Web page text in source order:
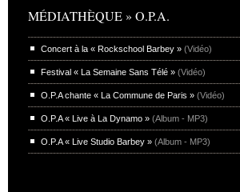
MÉDIATHÈQUE » O.P.A.
Concert à la « Rockschool Barbey » (Vidéo)
Festival « La Semaine Sans Télé » (Vidéo)
O.P.A chante « La Commune de Paris » (Vidéo)
O.P.A « Live à La Dynamo » (Album - MP3)
O.P.A « Live Studio Barbey » (Album - MP3)